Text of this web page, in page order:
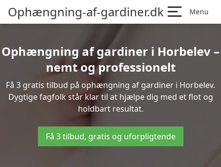
Ophængning-af-gardiner.dk Menu
Ophængning af gardiner i Horbelev –
nemt og professionelt
Få 3 gratis tilbud på ophængning af gardiner i Horbelev.
Dygtige fagfolk står klar til at hjælpe dig med et flot og
holdbart resultat.
Få 3 tilbud, gratis og uforpligtende